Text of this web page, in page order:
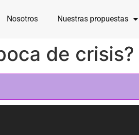
Nosotros Nuestras propuestas
de